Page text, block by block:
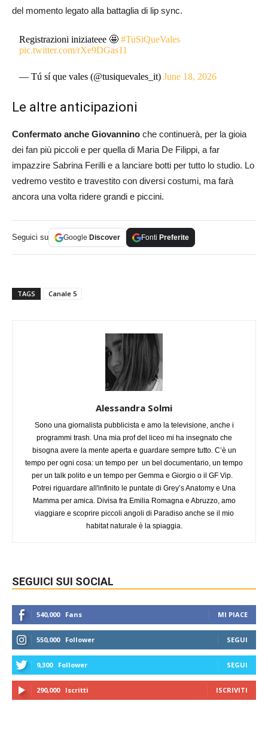
del momento legato alla battaglia di lip sync.
Registrazioni iniziateee 🤩#TuSiQueVales
pic.twitter.com/rXe9DGas11
— Tú sí que vales (@tusiquevales_it)June 18, 2026
Le altre anticipazioni
Confermato anche Giovannino che continuerà, per la gioia
dei fan più piccoli e per quella di Maria De Filippi, a far
impazzire Sabrina Ferilli e a lanciare botti per tutto lo studio. Lo
vedremo vestito e travestito con diversi costumi, ma farà
ancora una volta ridere grandi e piccini.
Seguici su Google Discover Fonti Preferite
TAGS Canale 5
Alessandra Solmi
Sono una giornalista pubblicista e amo la televisione, anche i
programmi trash. Una mia prof del liceo mi ha insegnato che
bisogna avere la mente aperta e guardare sempre tutto. C’è un
tempo per ogni cosa: un tempo per un bel documentario, un tempo
per un talk polito e un tempo per Gemma e Giorgio o il GF Vip.
Potrei riguardare all'infinito le puntate di Grey’s Anatomy e Una
Mamma per amica. Divisa fra Emilia Romagna e Abruzzo, amo
viaggiare e scoprire piccoli angoli di Paradiso anche se il mio
habitat naturale è la spiaggia.
SEGUICI SUI SOCIAL
540,000 Fans MI PIACE
550,000 Follower SEGUI
9,300 Follower SEGUI
290,000 Iscritti ISCRIVITI